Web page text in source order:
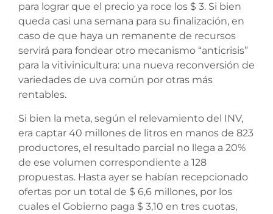
para lograr que el precio ya roce los $ 3. Si bien
queda casi una semana para su finalización, en
caso de que haya un remanente de recursos
servirá para fondear otro mecanismo “anticrisis”
para la vitivinicultura: una nueva reconversión de
variedades de uva común por otras más
rentables.
Si bien la meta, según el relevamiento del INV,
era captar 40 millones de litros en manos de 823
productores, el resultado parcial no llega a 20%
de ese volumen correspondiente a 128
propuestas. Hasta ayer se habían recepcionado
ofertas por un total de $ 6,6 millones, por los
cuales el Gobierno paga $ 3,10 en tres cuotas,